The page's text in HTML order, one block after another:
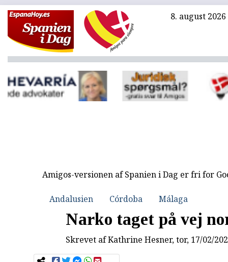
8. august 2026
Amigos-versionen af Spanien i Dag er fri for
Andalusien Córdoba Málaga
Narko taget på vej
Skrevet afKathrine Hesner, tor, 17/02/